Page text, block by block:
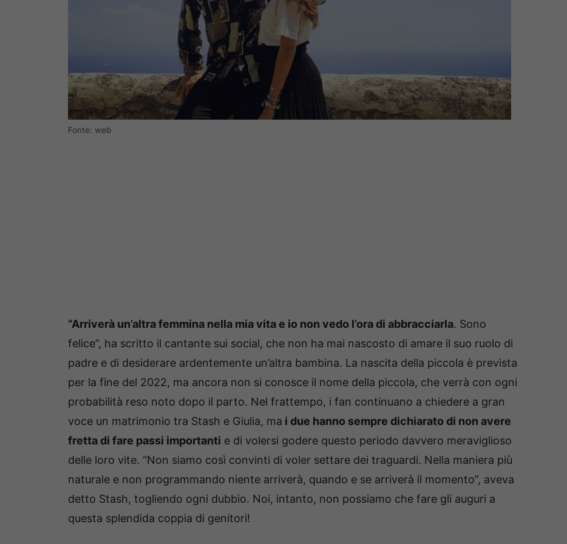
Fonte: web
“Arriverà un’altra femmina nella mia vita e io non vedo l’ora di abbracciarla. Sono
felice”, ha scritto il cantante sui social, che non ha mai nascosto di amare il suo ruolo di
padre e di desiderare ardentemente un’altra bambina. La nascita della piccola è prevista
per la fine del 2022, ma ancora non si conosce il nome della piccola, che verrà con ogni
probabilità reso noto dopo il parto. Nel frattempo, i fan continuano a chiedere a gran
voce un matrimonio tra Stash e Giulia, ma i due hanno sempre dichiarato di non avere
fretta di fare passi importanti e di volersi godere questo periodo davvero meraviglioso
delle loro vite. “Non siamo così convinti di voler settare dei traguardi. Nella maniera più
naturale e non programmando niente arriverà, quando e se arriverà il momento”, aveva
detto Stash, togliendo ogni dubbio. Noi, intanto, non possiamo che fare gli auguri a
questa splendida coppia di genitori!